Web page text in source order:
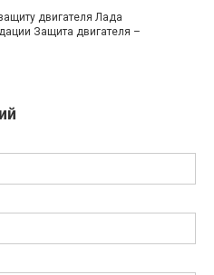
двигателя Лада
Защита двигателя –